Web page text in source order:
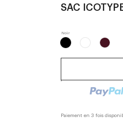
SAC
Paiement en 3 fois